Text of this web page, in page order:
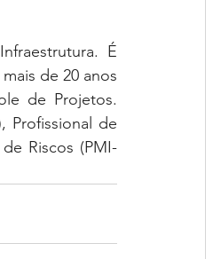
É
de 20 anos
de Projetos.
Profissional de
Riscos (PMI-